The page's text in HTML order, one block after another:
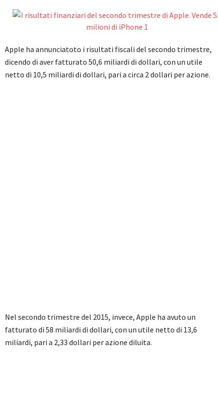
Apple ha annunciatoto i risultati fiscali del secondo trimestre,
dicendo di aver fatturato 50,6 miliardi di dollari, con un utile
netto di 10,5 miliardi di dollari, pari a circa 2 dollari per azione.
Nel secondo trimestre del 2015, invece, Apple ha avuto un
fatturato di 58 miliardi di dollari, con un utile netto di 13,6
miliardi, pari a 2,33 dollari per azione diluita.